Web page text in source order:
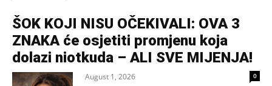
ŠOK KOJI NISU OČEKIVALI: OVA 3
ZNAKA će osjetiti promjenu koja
dolazi niotkuda – ALI SVE MIJENJA!
August 1, 2026 0